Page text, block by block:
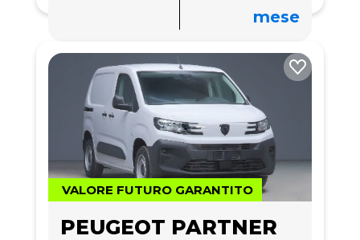
mese
VALORE FUTURO GARANTITO
PEUGEOT PARTNER